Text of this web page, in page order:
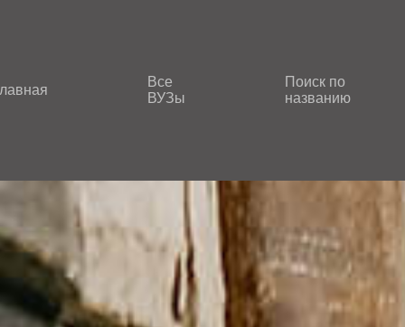
Все
ВУЗы
Поиск по
названию